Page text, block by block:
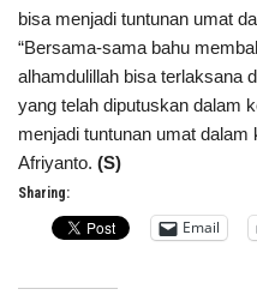
bisa menjadi tuntunan umat
“Bersama-sama bahu
alhamdulillah bisa terlaksana
yang telah diputuskan dalam
menjadi tuntunan umat dalam
Afriyanto. (S)
Sharing:
Email